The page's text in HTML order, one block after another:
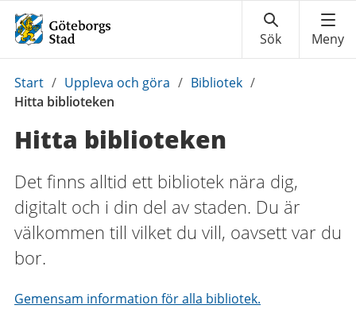
Du
är
Start / Uppleva och göra / Bibliotek /
Hitta biblioteken
Hitta biblioteken
Det finns alltid ett bibliotek nära dig,
digitalt och i din del av staden. Du är
välkommen till vilket du vill, oavsett var du
bor.
Gemensam information för alla bibliotek.